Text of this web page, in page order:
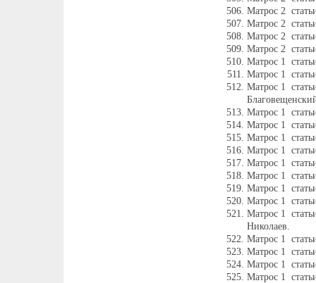
Матрос 2
Матрос 2
Матрос 2
Матрос 2
Матрос 1
Матрос 1
Матрос 1
Матрос 1
Матрос 1
Матрос 1
Матрос 1
Матрос 1
Матрос 1
Матрос 1
Матрос 1
Матрос 1
Николаев.
Матрос 1
Матрос 1
Матрос 1
Матрос 1